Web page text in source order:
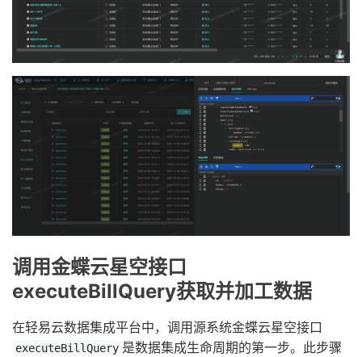
调用金蝶云星空接口
executeBillQuery获取并加工数据
在轻易云数据集成平台中，调用源系统金蝶云星空接口
executeBillQuery 是数据集成生命周期的第一步。此步骤